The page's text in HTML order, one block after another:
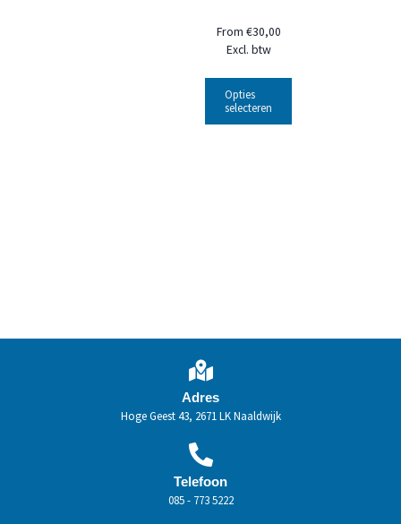
From €30,00
Excl. btw
Opties
selecteren
Adres
Hoge Geest 43, 2671 LK Naaldwijk
Telefoon
085 - 773 5222